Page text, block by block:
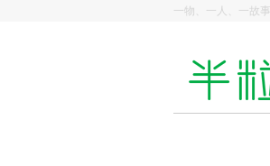
一物、一人、一故事